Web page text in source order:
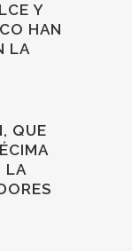
Y
HAN
LA
QUE
LA